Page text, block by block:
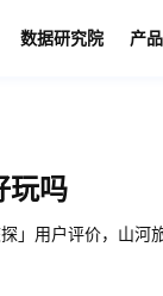
数据研究院 产
玩吗
」用户评价，山河